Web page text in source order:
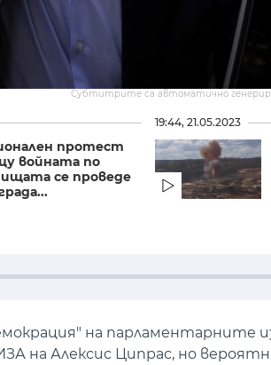
Субтитрите са автоматично
протест
войната по
се проведе
19:44, 21.05.2023
на парламентарните
на Алексис Ципрас, но